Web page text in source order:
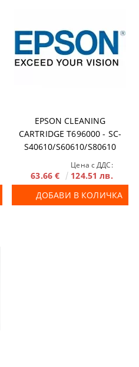
EPSON CLEANING
CARTRIDGE T696000 - SC-
S40610/S60610/S80610
Цена с ДДС:
63.66 €
124.51 лв.
ДОБАВИ В КОЛИЧКА